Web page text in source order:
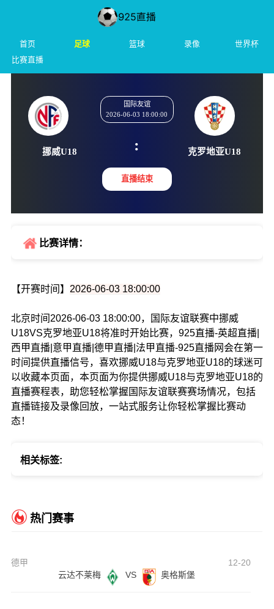
首页 足球 篮球 录像
世界杯
比赛直播
:
比赛详情：
【开赛时间】 2026-06-03 18:00:00
北京时间2026-06-03 18:00:00，国际友谊联赛中挪威
U18VS克罗地亚U18将准时开始比赛，925直播-英超直播|
西甲直播|意甲直播|德甲直播|法甲直播-925直播网会在第一
时间提供直播信号，喜欢挪威U18与克罗地亚U18的球迷可
以收藏本页面，本页面为你提供挪威U18与克罗地亚U18的
直播赛程表，助您轻松掌握国际友谊联赛赛场情况，包括
直播链接及录像回放，一站式服务让你轻松掌握比赛动
态！
相关标签:
热门赛事
德甲
12-20
云达不莱梅
VS 奥格斯堡